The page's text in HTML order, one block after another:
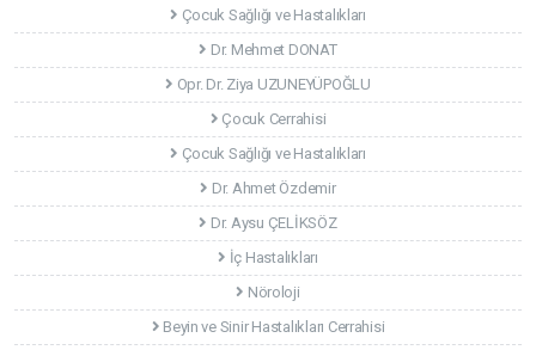
Çocuk Sağlığı ve Hastalıkları
Dr. Mehmet DONAT
Opr. Dr. Ziya UZUNEYÜPOĞLU
Çocuk Cerrahisi
Çocuk Sağlığı ve Hastalıkları
Dr. Ahmet Özdemir
Dr. Aysu ÇELİKSÖZ
İç Hastalıkları
Nöroloji
Beyin ve Sinir Hastalıkları Cerrahisi